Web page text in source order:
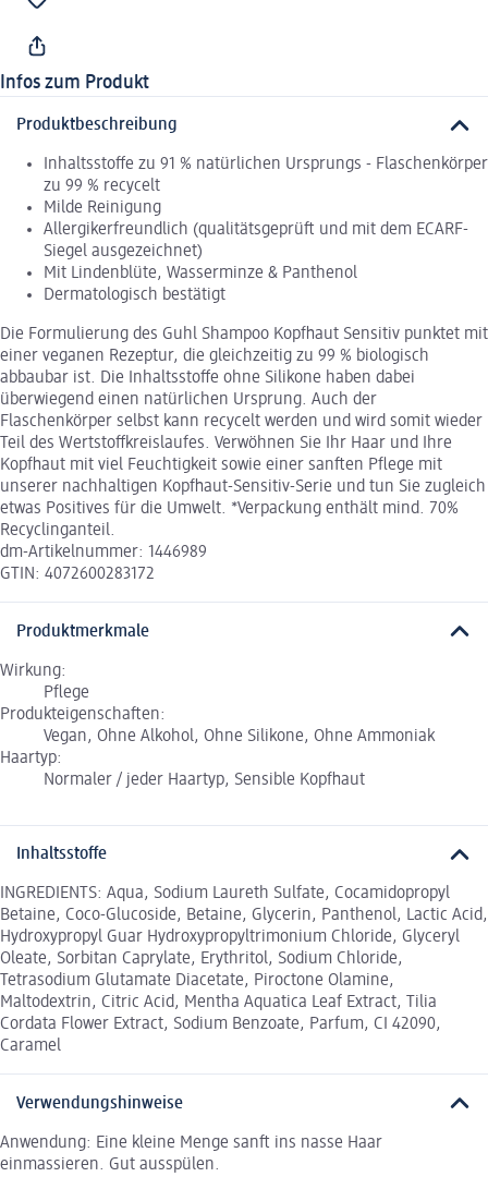
Infos zum Produkt
Produktbeschreibung
Inhaltsstoffe zu 91 % natürlichen Ursprungs - Flaschenkörper
zu 99 % recycelt
Milde Reinigung
Allergikerfreundlich (qualitätsgeprüft und mit dem ECARF-
Siegel ausgezeichnet)
Mit Lindenblüte, Wasserminze & Panthenol
Dermatologisch bestätigt
Die Formulierung des Guhl Shampoo Kopfhaut Sensitiv punktet mit
einer veganen Rezeptur, die gleichzeitig zu 99 % biologisch
abbaubar ist. Die Inhaltsstoffe ohne Silikone haben dabei
überwiegend einen natürlichen Ursprung. Auch der
Flaschenkörper selbst kann recycelt werden und wird somit wieder
Teil des Wertstoffkreislaufes. Verwöhnen Sie Ihr Haar und Ihre
Kopfhaut mit viel Feuchtigkeit sowie einer sanften Pflege mit
unserer nachhaltigen Kopfhaut-Sensitiv-Serie und tun Sie zugleich
etwas Positives für die Umwelt. *Verpackung enthält mind. 70%
Recyclinganteil.
dm-Artikelnummer: 1446989
GTIN: 4072600283172
Produktmerkmale
Wirkung:
Pflege
Produkteigenschaften:
Vegan, Ohne Alkohol, Ohne Silikone, Ohne Ammoniak
Haartyp:
Normaler / jeder Haartyp, Sensible Kopfhaut
Inhaltsstoffe
INGREDIENTS: Aqua, Sodium Laureth Sulfate, Cocamidopropyl
Betaine, Coco-Glucoside, Betaine, Glycerin, Panthenol, Lactic Acid,
Hydroxypropyl Guar Hydroxypropyltrimonium Chloride, Glyceryl
Oleate, Sorbitan Caprylate, Erythritol, Sodium Chloride,
Tetrasodium Glutamate Diacetate, Piroctone Olamine,
Maltodextrin, Citric Acid, Mentha Aquatica Leaf Extract, Tilia
Cordata Flower Extract, Sodium Benzoate, Parfum, CI 42090,
Caramel
Verwendungshinweise
Anwendung: Eine kleine Menge sanft ins nasse Haar
einmassieren. Gut ausspülen.